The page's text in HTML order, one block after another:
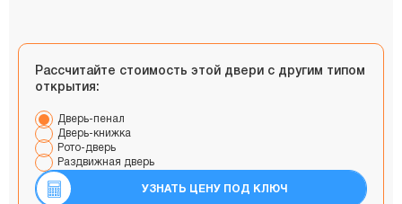
Рассчитайте стоимость этой двери с другим типом
открытия:
Дверь-пенал
Дверь-книжка
Рото-дверь
Раздвижная дверь
УЗНАТЬ ЦЕНУ ПОД КЛЮЧ